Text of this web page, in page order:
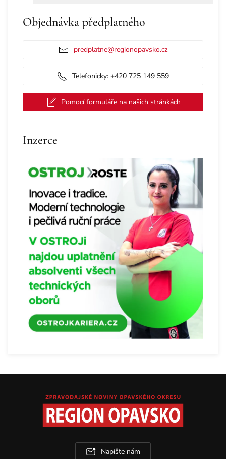
Objednávka předplatného
predplatne@regionopavsko.cz
Telefonicky: +420 725 149 559
Pomocí formuláře na našich stránkách
Inzerce
Napište nám